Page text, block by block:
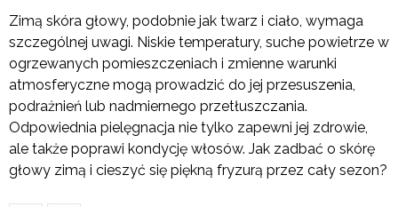
Zimą skóra głowy, podobnie jak twarz i ciało, wymaga
szczególnej uwagi. Niskie temperatury, suche powietrze w
ogrzewanych pomieszczeniach i zmienne warunki
atmosferyczne mogą prowadzić do jej przesuszenia,
podrażnień lub nadmiernego przetłuszczania.
Odpowiednia pielęgnacja nie tylko zapewni jej zdrowie,
ale także poprawi kondycję włosów. Jak zadbać o skórę
głowy zimą i cieszyć się piękną fryzurą przez cały sezon?